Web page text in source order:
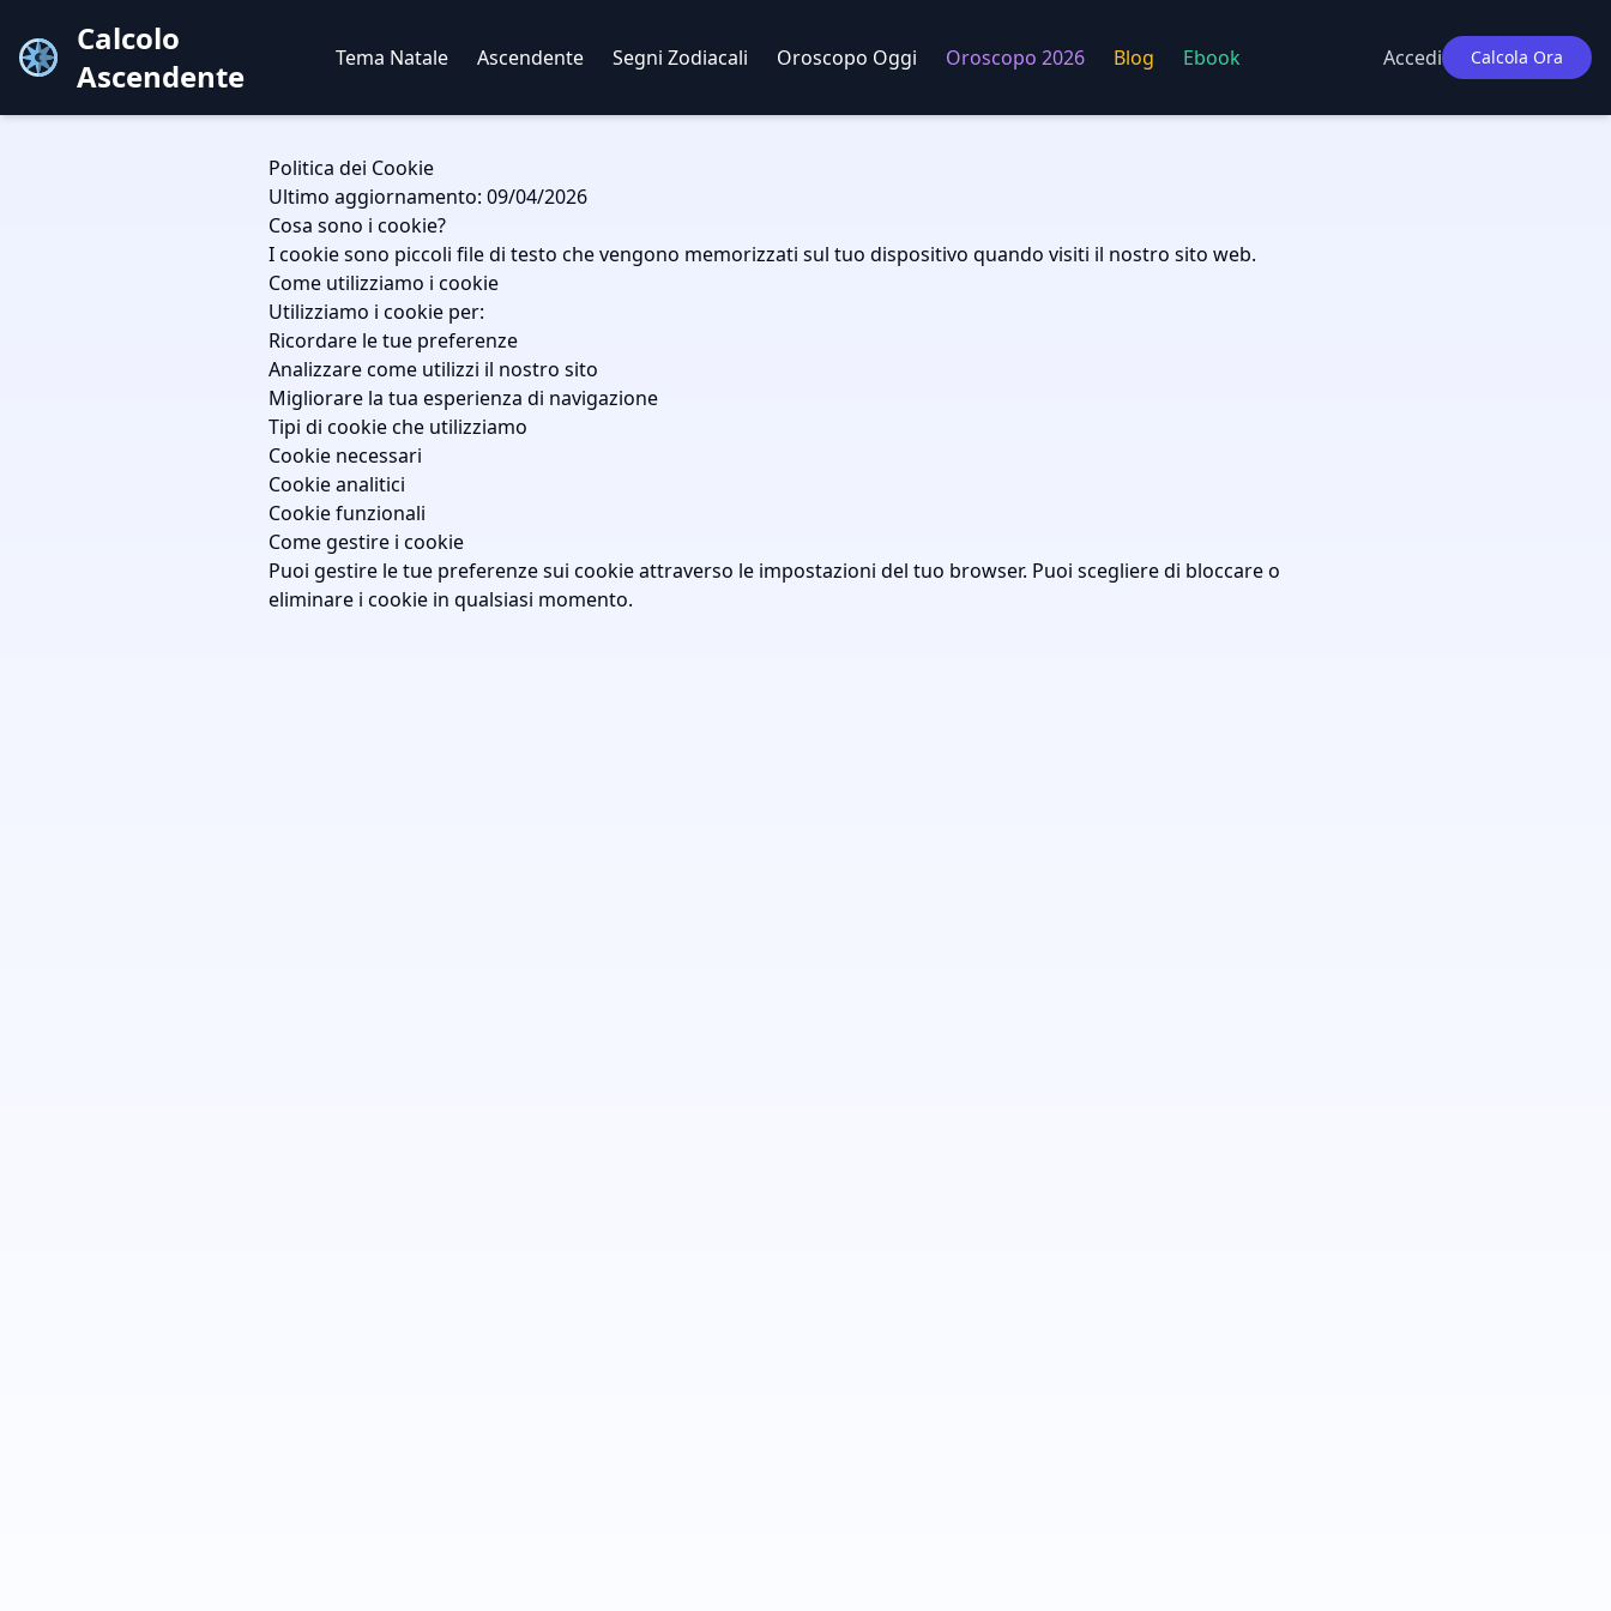
Calcolo
Ascendente
Tema Natale Ascendente Segni Zodiacali Oroscopo Oggi Oroscopo 2026 Blog Ebook Accedi Calcola Ora
Politica dei Cookie
Ultimo aggiornamento: 09/04/2026
Cosa sono i cookie?
I cookie sono piccoli file di testo che vengono memorizzati sul tuo dispositivo quando visiti il nostro sito web.
Come utilizziamo i cookie
Utilizziamo i cookie per:
Ricordare le tue preferenze
Analizzare come utilizzi il nostro sito
Migliorare la tua esperienza di navigazione
Tipi di cookie che utilizziamo
Cookie necessari
Cookie analitici
Cookie funzionali
Come gestire i cookie
Puoi gestire le tue preferenze sui cookie attraverso le impostazioni del tuo browser. Puoi scegliere di bloccare o
eliminare i cookie in qualsiasi momento.